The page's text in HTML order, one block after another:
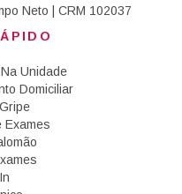
Neto | CRM 102037
Unidade
Domiciliar
Exames